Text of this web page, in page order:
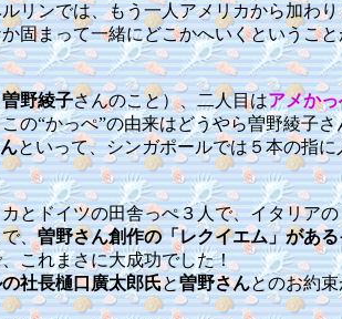
リンでは、もう一人アメリカから加わ
固まって一緒にどこかへいくというこ
曽野綾子さんのこと）、二人目はアメかっ
“かっぺ”の由来はどうやら曽野綾子
といって、シンガポールでは５本の指
とドイツの田舎っぺ３人で、イタリア
、曽野さん創作の「レクイエム」があ
これまさに大成功でした！
社長樋口廣太郎氏と曽野さんとのお約